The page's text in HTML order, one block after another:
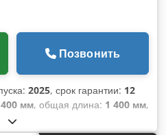
Позвонить
2025, срок гарантии: 12
мм, общая длина: 1 400 мм,
вращения (расстояние/